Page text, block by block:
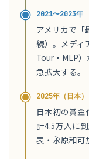
2021〜2023年
アメリカで「
続）。メディ
Tour・MLP
急拡大する。
2025年（日本）
日本初の賞
計4.5万人に
表・永原和可